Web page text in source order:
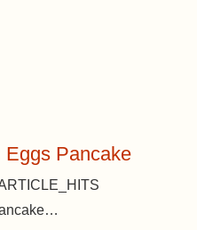
Pancake